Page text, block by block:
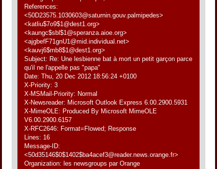
References:
<50D23575.1030603@saturnin.gouv.palmipedes>
<katliu$7o9$1@dest1.org>
<kaungc$sbl$1@speranza.aioe.org>
<ajgbefF71gnU1@mid.individual.net>
<kauvj6$mb8$1@dest1.org>
Subject: Re: Une lesbienne bat à mort un petit garçon parce
qu'il ne l'appelle pas "papa"
Date: Thu, 20 Dec 2012 18:56:24 +0100
X-Priority: 3
X-MSMail-Priority: Normal
X-Newsreader: Microsoft Outlook Express 6.00.2900.5931
X-MimeOLE: Produced By Microsoft MimeOLE
V6.00.2900.6157
X-RFC2646: Format=Flowed; Response
Lines: 16
Message-ID:
<50d35146$0$1402$ba4acef3@reader.news.orange.fr>
Organization: les newsgroups par Orange